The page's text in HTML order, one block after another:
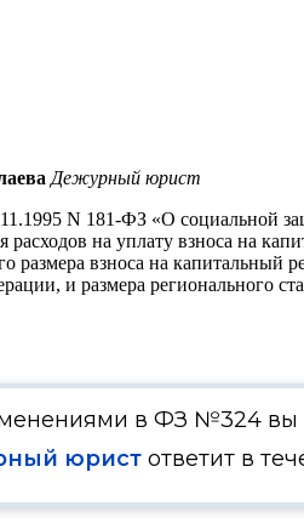
Дежурный юрист
N 181-ФЗ «О социальной
на уплату взноса на
размера взноса на
и размера регионального
в ФЗ №324 вы
юрист ответит в